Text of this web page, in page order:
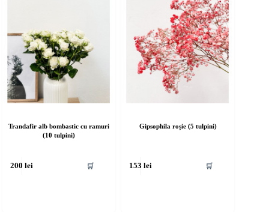
Trandafir alb bombastic cu ramuri
(10 tulpini)
200lei 🛒
Gipsophila roșie (5 tulpini)
153lei 🛒